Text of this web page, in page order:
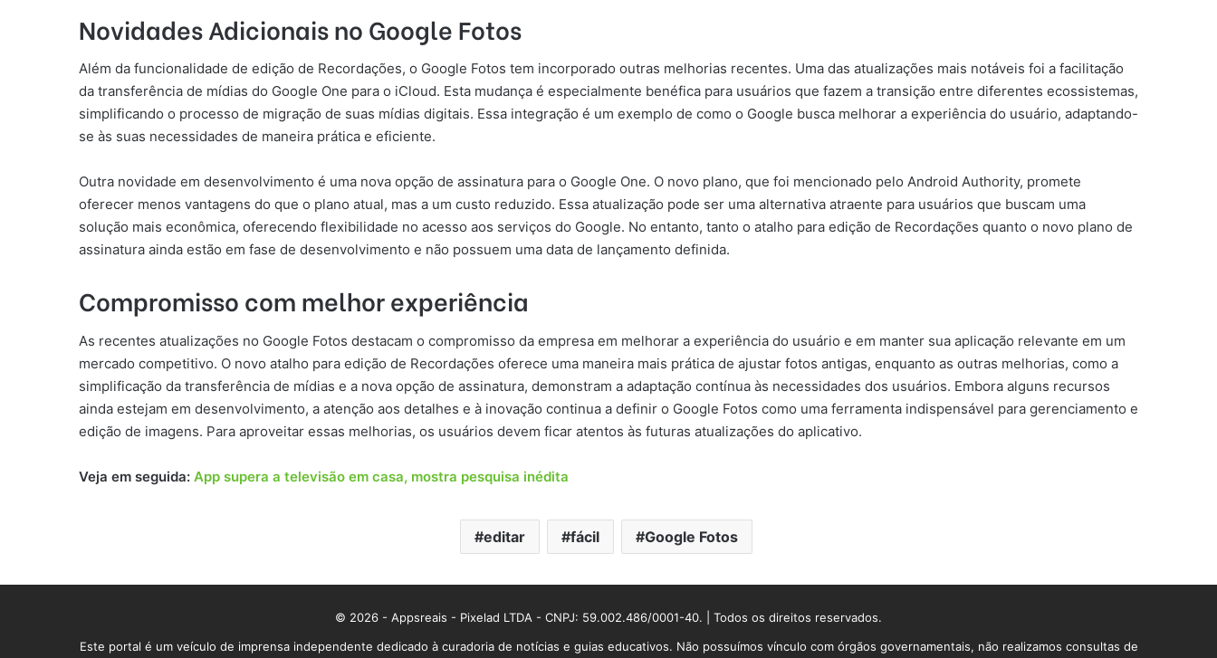
Novidades Adicionais no Google Fotos
Além da funcionalidade de edição de Recordações, o Google Fotos tem incorporado outras melhorias recentes. Uma das atualizações mais notáveis foi a facilitação
da transferência de mídias do Google One para o iCloud. Esta mudança é especialmente benéfica para usuários que fazem a transição entre diferentes ecossistemas,
simplificando o processo de migração de suas mídias digitais. Essa integração é um exemplo de como o Google busca melhorar a experiência do usuário, adaptando-
se às suas necessidades de maneira prática e eficiente.
Outra novidade em desenvolvimento é uma nova opção de assinatura para o Google One. O novo plano, que foi mencionado pelo Android Authority, promete
oferecer menos vantagens do que o plano atual, mas a um custo reduzido. Essa atualização pode ser uma alternativa atraente para usuários que buscam uma
solução mais econômica, oferecendo flexibilidade no acesso aos serviços do Google. No entanto, tanto o atalho para edição de Recordações quanto o novo plano de
assinatura ainda estão em fase de desenvolvimento e não possuem uma data de lançamento definida.
Compromisso com melhor experiência
As recentes atualizações no Google Fotos destacam o compromisso da empresa em melhorar a experiência do usuário e em manter sua aplicação relevante em um
mercado competitivo. O novo atalho para edição de Recordações oferece uma maneira mais prática de ajustar fotos antigas, enquanto as outras melhorias, como a
simplificação da transferência de mídias e a nova opção de assinatura, demonstram a adaptação contínua às necessidades dos usuários. Embora alguns recursos
ainda estejam em desenvolvimento, a atenção aos detalhes e à inovação continua a definir o Google Fotos como uma ferramenta indispensável para gerenciamento e
edição de imagens. Para aproveitar essas melhorias, os usuários devem ficar atentos às futuras atualizações do aplicativo.
Veja em seguida: App supera a televisão em casa, mostra pesquisa inédita
editar fácil Google Fotos
© 2026 - Appsreais - Pixelad LTDA - CNPJ: 59.002.486/0001-40. | Todos os direitos reservados.
Este portal é um veículo de imprensa independente dedicado à curadoria de notícias e guias educativos. Não possuímos vínculo com órgãos governamentais, não realizamos consultas de